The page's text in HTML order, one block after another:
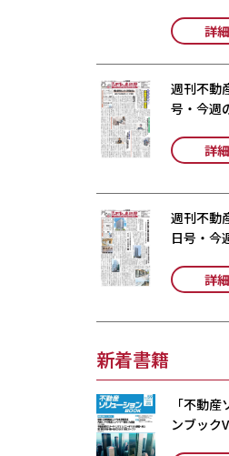
詳
週刊不動
号・今週
詳
週刊不動
日号・今
詳
新着書籍
「不動
ンブック